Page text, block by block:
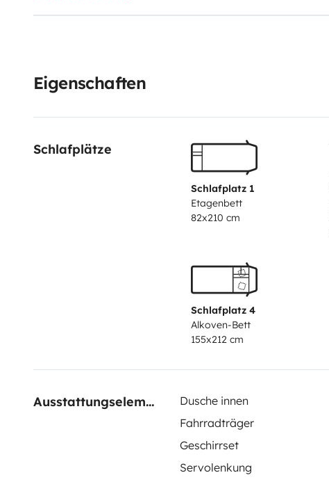
Eigenschaften
Schlafplätze
Schlafplatz 1
Etagenbett
82x210 cm
Schlafplatz 4
Alkoven-Bett
155x212 cm
Ausstattungselemente Dusche innen
Fahrradträger
Geschirrset
Servolenkung